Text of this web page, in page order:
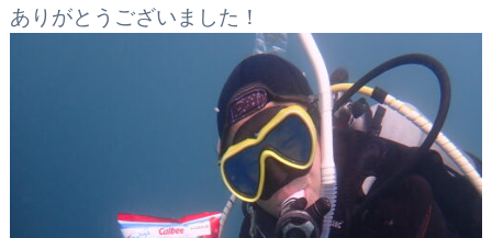
ありがとうございました！